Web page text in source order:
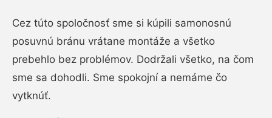
Cez túto spoločnosť sme si kúpili samonosnú
posuvnú bránu vrátane montáže a všetko
prebehlo bez problémov. Dodržali všetko, na čom
sme sa dohodli. Sme spokojní a nemáme čo
vytknúť.